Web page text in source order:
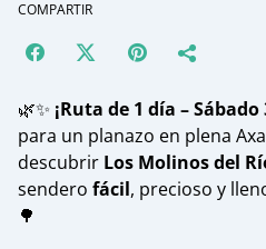
COMPARTIR
🌿✨ ¡Ruta de 1 día –
para un planazo en plena
descubrir Los Molinos del
sendero fácil, precioso y
🌳